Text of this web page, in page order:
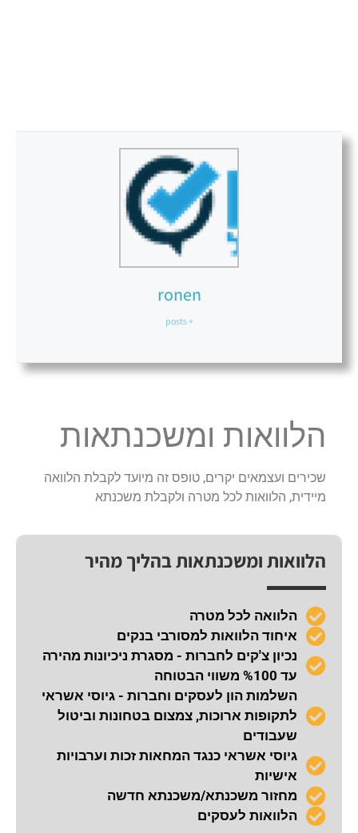
ronen
+ posts
הלוואות ומשכנתאות
שכירים ועצמאים יקרים, טופס זה מיועד לקבלת הלוואה
מיידית, הלוואות לכל מטרה ולקבלת משכנתא
הלוואות ומשכנתאות בהליך מהיר
הלוואה לכל מטרה
איחוד הלוואות למסורבי בנקים
נכיון צ'קים לחברות - מסגרת ניכיונות מהירה
עד %100 משווי הבטוחה
השלמות הון לעסקים וחברות - גיוסי אשראי
לתקופות ארוכות, צמצום בטחונות וביטול
שעבודים
גיוסי אשראי כנגד המחאות זכות וערבויות
אישיות
מחזור משכנתא/משכנתא חדשה
הלוואות לעסקים